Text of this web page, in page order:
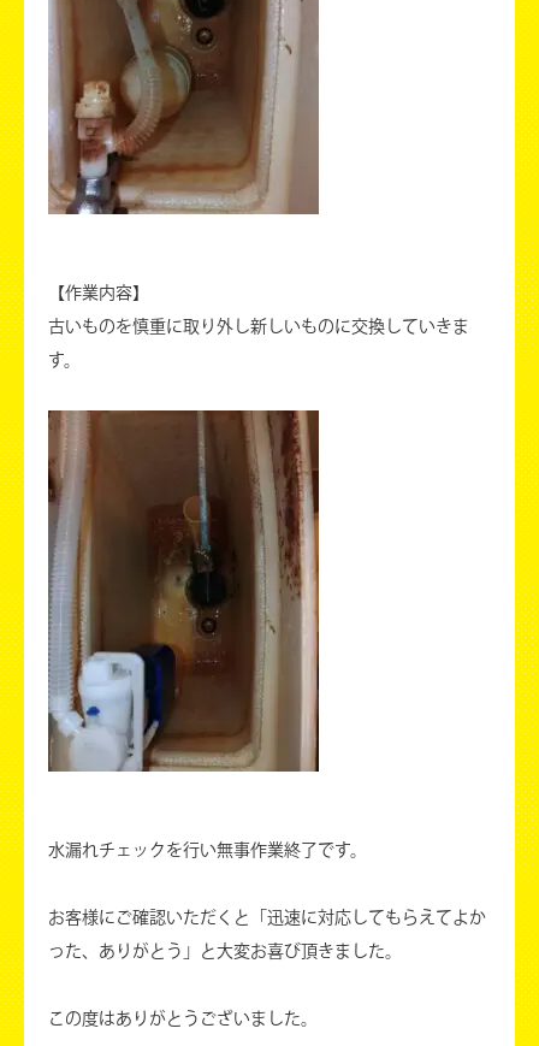
【作業内容】
古いものを慎重に取り外し新しいものに交換していきま
す。
水漏れチェックを行い無事作業終了です。
お客様にご確認いただくと「迅速に対応してもらえてよか
った、ありがとう」と大変お喜び頂きました。
この度はありがとうございました。